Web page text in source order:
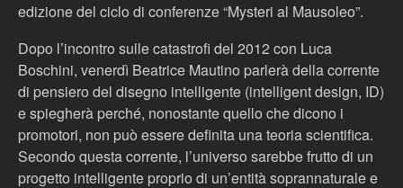
edizione del ciclo di conferenze “Mysteri al Mausoleo”.
Dopo l’incontro sulle catastrofi del 2012 con Luca
Boschini, venerdì Beatrice Mautino parlerà della corrente
di pensiero del disegno intelligente (intelligent design, ID)
e spiegherà perché, nonostante quello che dicono i
promotori, non può essere definita una teoria scientifica.
Secondo questa corrente, l’universo sarebbe frutto di un
progetto intelligente proprio di un’entità soprannaturale e